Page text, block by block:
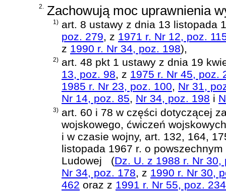
2. Zachowują moc uprawnienia
1) art. 8 ustawy z dnia 13 listopada
poz. 279, z 1971 r. Nr 12, poz.
z 1990 r. Nr 34, poz. 198),
2) art. 48 pkt 1 ustawy z dnia 19
13, poz. 98, z 1975 r. Nr 45, poz.
1985 r. Nr 23, poz. 100, Nr 31,
Nr 14, poz. 85, Nr 34, poz. 198 i
3) art. 60 i 78 w części dotyczącej
wojskowego, ćwiczeń
i w czasie wojny, art. 132, 164,
listopada 1967 r. o
Ludowej
(Dz. U. z 1988 r. Nr 30,
Nr 34, poz. 178, z 1990 r. Nr 30,
462 oraz z 1991 r. Nr 55, poz. 234